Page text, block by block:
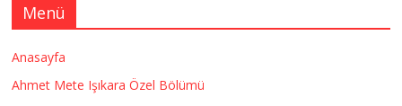
Menü
Anasayfa
Ahmet Mete Işıkara Özel Bölümü